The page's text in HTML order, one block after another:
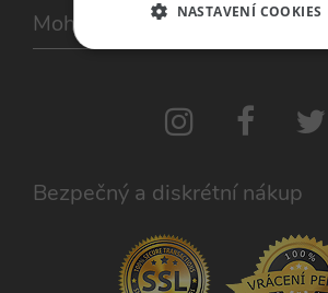
Mohlo by Vás zajímat
Bezpečný a diskrétní nákup
NASTAVENÍ COOKIES
NEZBYTNĚ NUTNÉ
MARKETINGOVÉ
Nezbytně nutné
Analytické
Marketingové
Funkční